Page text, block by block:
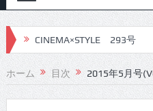
CINEMA×STYLE 293号
CINEMA×STYLE 292号
CINEMA×STYLE 291号
ホーム 目次 2015年5月号